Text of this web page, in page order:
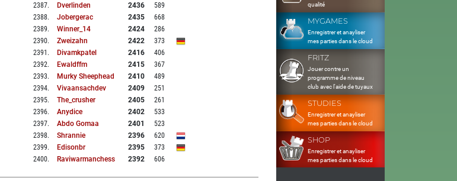
2387. Dverlinden 2436
589
2388. Jobergerac 2435
668
2389. Winner_14 2424
286
2390. Zweizahn 2422
373
2391 . Divamkpatel 2416
406
2392. Ewaldffm 2415
367
2393. Murky Sheephead 2410
489
2394. Vivaansachdev 2409
251
2395. The_crusher 2405
261
2396. Anydice 2402
533
2397. Abdo Gomaa 2401
523
2398. Shrannie 2396
620
2399. Edisonbr 2395
373
2400. Raviwarmanchess 2392 606
qualité
MYGAMES
Enregistrer et anayliser
mes parties dans le cloud
FRITZ
Jouer contre un
programme de niveau
club avec l'aide de tuyaux
STUDIES
Enregistrer et anayliser
mes parties dans le cloud
SHOP
Enregistrer et anayliser
mes parties dans le cloud